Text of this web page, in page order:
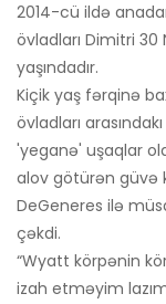
2014-cü ildə
övladları Dimitri 30
yaşındadır.
Kiçik yaş fərqinə
övladları
'yeganə' uşaqlar
alov götürən güvə
DeGeneres ilə
çəkdi.
“Wyatt körpənin
izah etməyim